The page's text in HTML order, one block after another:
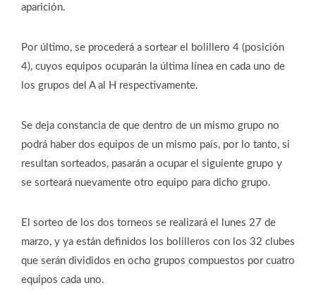
aparición.
Por último, se procederá a sortear el bolillero 4 (posición
4), cuyos equipos ocuparán la última línea en cada uno de
los grupos del A al H respectivamente.
Se deja constancia de que dentro de un mismo grupo no
podrá haber dos equipos de un mismo país, por lo tanto, si
resultan sorteados, pasarán a ocupar el siguiente grupo y
se sorteará nuevamente otro equipo para dicho grupo.
El sorteo de los dos torneos se realizará el lunes 27 de
marzo, y ya están definidos los bolilleros con los 32 clubes
que serán divididos en ocho grupos compuestos por cuatro
equipos cada uno.